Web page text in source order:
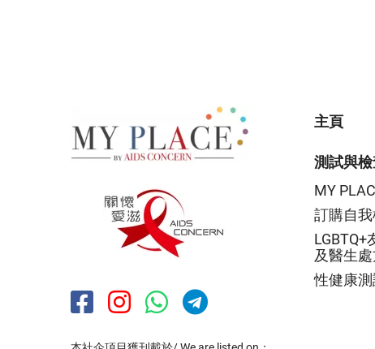
主頁
測試與
MY
訂購自
LGBTQ+
及醫生
性健康